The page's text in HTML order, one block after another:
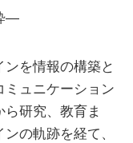
—
を情報の構築と
ミュニケーション
研究、教育ま
の軌跡を経て、